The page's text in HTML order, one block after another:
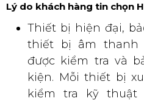
Lý do khách hàng tin chọn
Thiết bị hiện đại,
thiết bị âm thanh
được kiểm tra và
kiện. Mỗi thiết bị
kiểm tra kỹ thuật